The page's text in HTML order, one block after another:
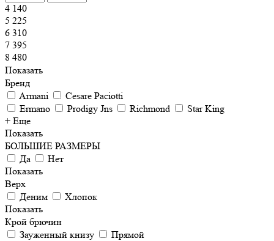
4 140
5 225
6 310
7 395
8 480
Показать
Бренд
Armani
Cesare Paciotti
Ermano
Prodigy Jns Richmond
Star King
+ Еще
Показать
БОЛЬШИЕ РАЗМЕРЫ
Да
Нет
Показать
Верх
Деним
Хлопок
Показать
Крой брючин
Зауженный книзу
Прямой